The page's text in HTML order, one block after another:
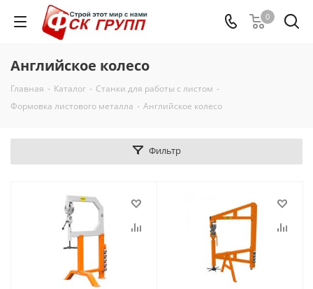
0
Английское колесо
Главная - Каталог - Станки для работы с листом -
Формовка листового металла - Английское колесо
Фильтр